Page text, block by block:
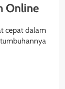
Online
cepat dalam